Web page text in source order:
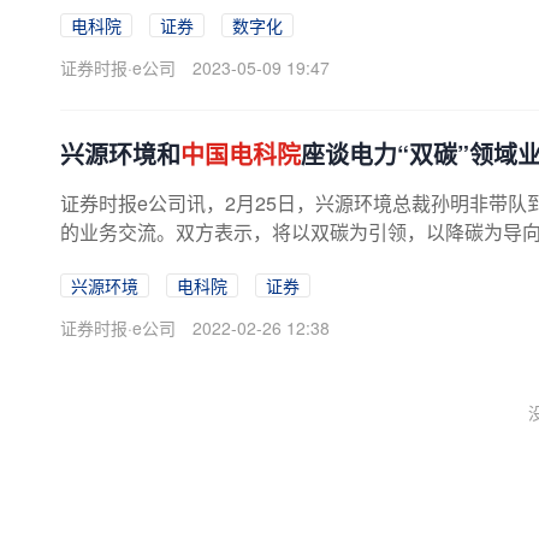
电科院 证券
数字化
证券时报·e公司
2023-05-09 19:47
兴源环境和中国电科院座谈电力“双碳”领域
证券时报e公司讯，2月25日，兴源环境总裁孙明非带队
的业务交流。双方表示，将以双碳为引领，以降碳为导
兴源环境 电科院
证券
证券时报·e公司
2022-02-26 12:38